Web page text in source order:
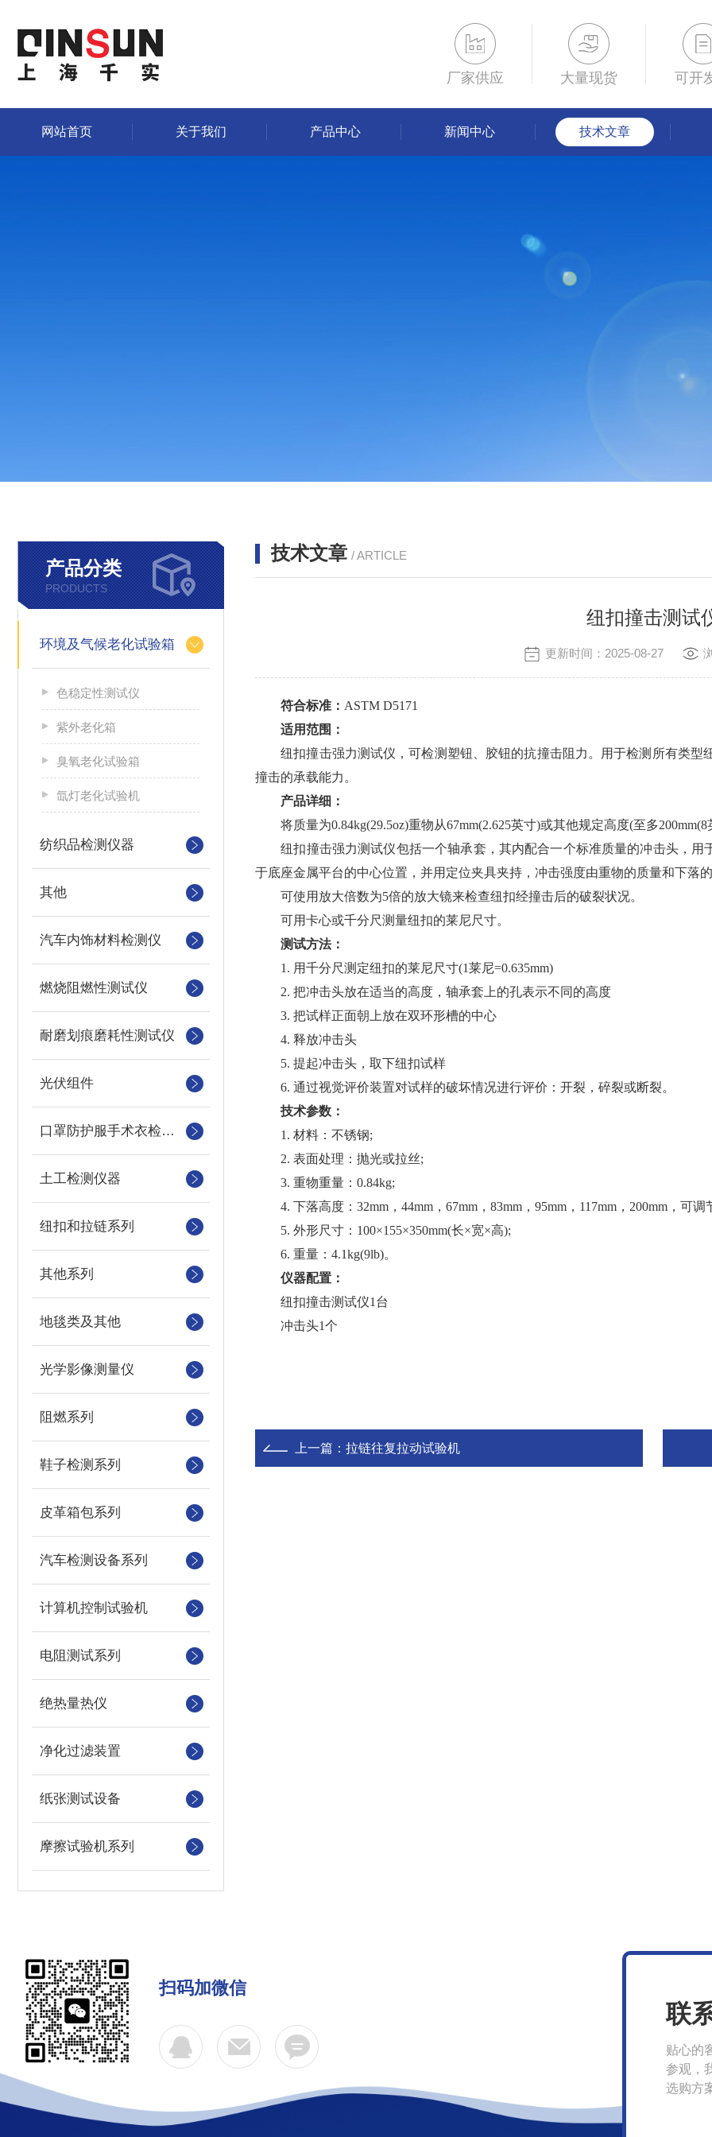
厂家供应 大量现货 可开
网站首页 关于我们 产品中心 新闻中心 技术文章
产品分类
PRODUCTS
环境及气候老化试验箱
色稳定性测试仪
紫外老化箱
臭氧老化试验箱
氙灯老化试验机
纺织品检测仪器
其他
汽车内饰材料检测仪
燃烧阻燃性测试仪
耐磨划痕磨耗性测试仪
光伏组件
口罩防护服手术衣检测设备
土工检测仪器
纽扣和拉链系列
其他系列
地毯类及其他
光学影像测量仪
阻燃系列
鞋子检测系列
皮革箱包系列
汽车检测设备系列
计算机控制试验机
电阻测试系列
绝热量热仪
净化过滤装置
纸张测试设备
摩擦试验机系列
技术文章 / ARTICLE
纽扣撞击测试
更新时间：2025-08-27
符合标准： ASTM D5171
适用范围：
纽扣撞击强力测试仪，可检测塑钮、胶钮的抗撞击阻力。用于检测所有类型
撞击的承载能力。
产品详细：
将质量为0.84kg(29.5oz)重物从67mm(2.625英寸)或其他规定高度(至多
纽扣撞击强力测试仪包括一个轴承套，其内配合一个标准质量的冲击头，用
于底座金属平台的中心位置，并用定位夹具夹持，冲击强度由重物的质量和下落
可使用放大倍数为5倍的放大镜来检查纽扣经撞击后的破裂状况。
可用卡心或千分尺测量纽扣的莱尼尺寸。
测试方法：
1. 用千分尺测定纽扣的莱尼尺寸(1莱尼=0.635mm)
2. 把冲击头放在适当的高度，轴承套上的孔表示不同的高度
3. 把试样正面朝上放在双环形槽的中心
4. 释放冲击头
5. 提起冲击头，取下纽扣试样
6. 通过视觉评价装置对试样的破坏情况进行评价：开裂，碎裂或断裂。
技术参数：
1. 材料：不锈钢;
2. 表面处理：抛光或拉丝;
3. 重物重量：0.84kg;
4. 下落高度：32mm，44mm，67mm，83mm，95mm，117mm，200mm，可调
5. 外形尺寸：100×155×350mm(长×宽×高);
6. 重量：4.1kg(9lb)。
仪器配置：
纽扣撞击测试仪1台
冲击头1个
上一篇： 拉链往复拉动试验机
扫码加微信
联
贴心的
参观，
选购方